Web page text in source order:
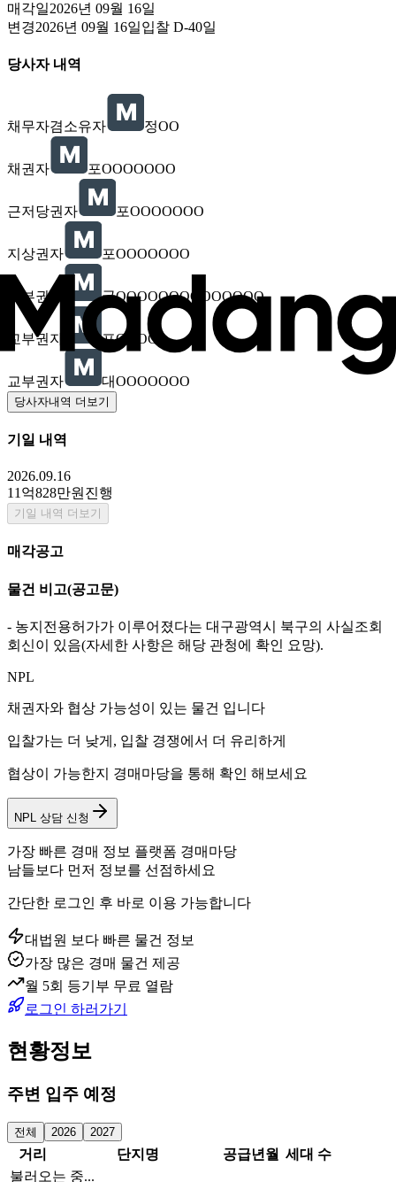
매각일2026년 09월 16일
변경2026년 09월 16일입찰 D-40일
당사자 내역
채무자겸소유자 정OO
채권자 포OOOOOOO
근저당권자 포OOOOOOO
지상권자 포OOOOOOO
교부권자 국OOOOOOOOOOOOOO
교부권자 포OOOO
교부권자 대OOOOOOO
당사자내역 더보기
기일 내역
2026.09.16
11억828만원 진행
기일 내역 더보기
매각공고
물건 비고(공고문)
- 농지전용허가가 이루어졌다는 대구광역시 북구의 사실조회
회신이 있음(자세한 사항은 해당 관청에 확인 요망).
NPL
채권자와 협상 가능성이 있는 물건 입니다
입찰가는 더 낮게, 입찰 경쟁에서 더 유리하게
협상이 가능한지 경매마당을 통해 확인 해보세요
NPL 상담 신청
가장 빠른 경매 정보 플랫폼 경매마당
남들보다 먼저 정보를 선점하세요
간단한 로그인 후 바로 이용 가능합니다
대법원 보다 빠른 물건 정보
가장 많은 경매 물건 제공
월 5회 등기부 무료 열람
로그인 하러가기
현황정보
주변 입주 예정
전체 2026 2027
거리 단지명 공급년월 세대 수
불러오는 중...